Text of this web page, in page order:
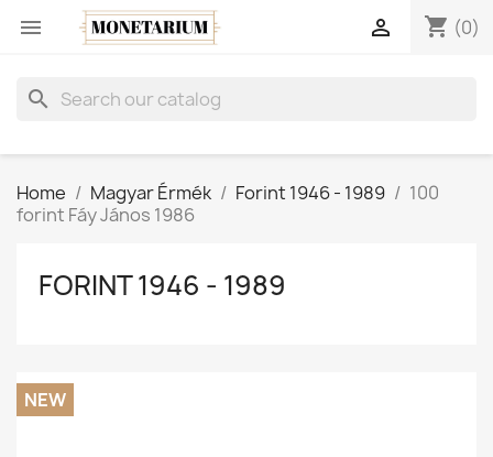
 shopping_cart (0)

search
Home Magyar Érmék Forint 1946 - 1989
100
forint Fáy János 1986
FORINT 1946 - 1989
NEW